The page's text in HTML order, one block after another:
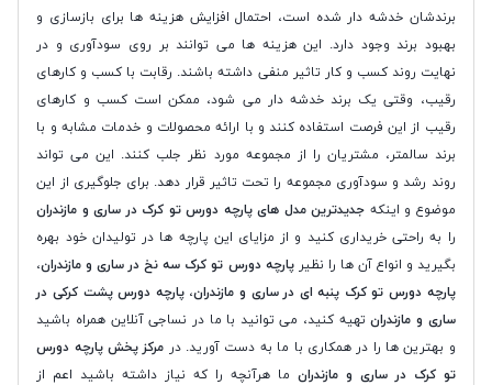
برندشان خدشه دار شده است، احتمال افزایش هزینه ها برای بازسازی و
بهبود برند وجود دارد. این هزینه ها می توانند بر روی سودآوری و در
نهایت روند کسب و کار تاثیر منفی داشته باشند. رقابت با کسب و کارهای
رقیب، وقتی یک برند خدشه دار می شود، ممکن است کسب و کارهای
رقیب از این فرصت استفاده کنند و با ارائه محصولات و خدمات مشابه و با
برند سالمتر، مشتریان را از مجموعه مورد نظر جلب کنند. این می تواند
روند رشد و سودآوری مجموعه را تحت تاثیر قرار دهد. برای جلوگیری از این
موضوع و اینکه جدیدترین مدل های پارچه دورس تو کرک در ساری و مازندران
را به راحتی خریداری کنید و از مزایای این پارچه ها در تولیدان خود بهره
بگیرید و انواع آن ها را نظیرپارچه دورس تو کرک سه نخ در ساری و مازندران،
پارچه دورس تو کرک پنبه ای در ساری و مازندران،پارچه دورس پشت کرکی در
ساری و مازندرانتهیه کنید، می توانید با ما در نساجی آنلاین همراه باشید
و بهترین ها را در همکاری با ما به دست آورید. در مرکز پخش پارچه دورس
تو کرک در ساری و مازندران ما هرآنچه را که نیاز داشته باشید اعم از